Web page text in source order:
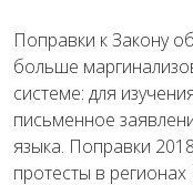
Поправки к Закону
больше
системе: для
письменное
языка. Поправки
протесты в